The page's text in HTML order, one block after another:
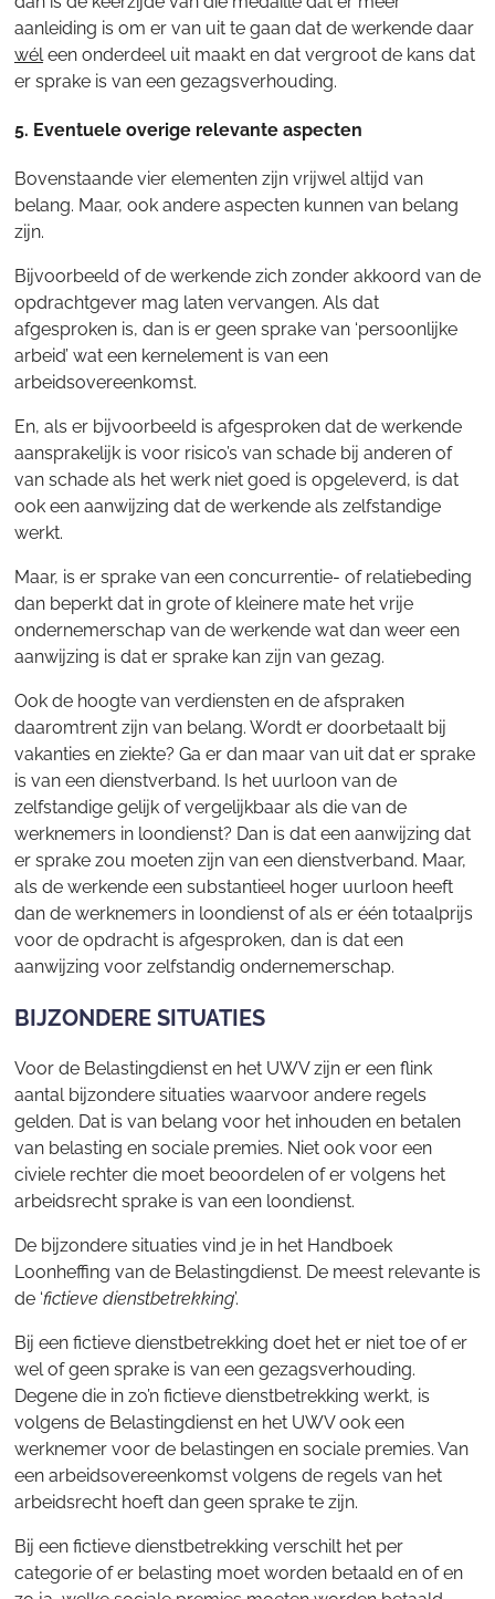
aanleiding is om er van uit te gaan dat de werkende daar
wél een onderdeel uit maakt en dat vergroot de kans dat
er sprake is van een gezagsverhouding.
5. Eventuele overige relevante aspecten
Bovenstaande vier elementen zijn vrijwel altijd van
belang. Maar, ook andere aspecten kunnen van belang
zijn.
Bijvoorbeeld of de werkende zich zonder akkoord van de
opdrachtgever mag laten vervangen. Als dat
afgesproken is, dan is er geen sprake van ‘persoonlijke
arbeid’ wat een kernelement is van een
arbeidsovereenkomst.
En, als er bijvoorbeeld is afgesproken dat de werkende
aansprakelijk is voor risico’s van schade bij anderen of
van schade als het werk niet goed is opgeleverd, is dat
ook een aanwijzing dat de werkende als zelfstandige
werkt.
Maar, is er sprake van een concurrentie- of relatiebeding
dan beperkt dat in grote of kleinere mate het vrije
ondernemerschap van de werkende wat dan weer een
aanwijzing is dat er sprake kan zijn van gezag.
Ook de hoogte van verdiensten en de afspraken
daaromtrent zijn van belang. Wordt er doorbetaalt bij
vakanties en ziekte? Ga er dan maar van uit dat er sprake
is van een dienstverband. Is het uurloon van de
zelfstandige gelijk of vergelijkbaar als die van de
werknemers in loondienst? Dan is dat een aanwijzing dat
er sprake zou moeten zijn van een dienstverband. Maar,
als de werkende een substantieel hoger uurloon heeft
dan de werknemers in loondienst of als er één totaalprijs
voor de opdracht is afgesproken, dan is dat een
aanwijzing voor zelfstandig ondernemerschap.
BIJZONDERE SITUATIES
Voor de Belastingdienst en het UWV zijn er een flink
aantal bijzondere situaties waarvoor andere regels
gelden. Dat is van belang voor het inhouden en betalen
van belasting en sociale premies. Niet ook voor een
civiele rechter die moet beoordelen of er volgens het
arbeidsrecht sprake is van een loondienst.
De bijzondere situaties vind je in het Handboek
Loonheffing van de Belastingdienst. De meest relevante is
de ‘fictieve dienstbetrekking’.
Bij een fictieve dienstbetrekking doet het er niet toe of er
wel of geen sprake is van een gezagsverhouding.
Degene die in zo’n fictieve dienstbetrekking werkt, is
volgens de Belastingdienst en het UWV ook een
werknemer voor de belastingen en sociale premies. Van
een arbeidsovereenkomst volgens de regels van het
arbeidsrecht hoeft dan geen sprake te zijn.
Bij een fictieve dienstbetrekking verschilt het per
categorie of er belasting moet worden betaald en of en